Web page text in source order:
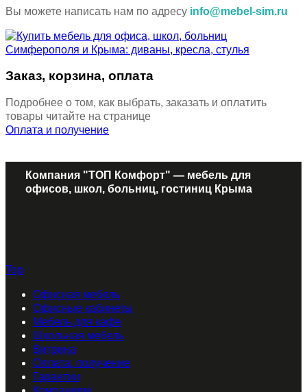
Вы можете написать нам по адресу info@mebel-sim.ru
Заказ, корзина, оплата
Подробнее о том, как выбрать, заказать и оплатить
товары читайте на странице
Оплата и получение
Компания "ТОП Комфорт" — мебель для
офисов, школ, больниц, гостиниц Крыма
Top
Офисная мебель
Офисные кабинеты
Мебель для кафе
Школьная мебель
Витрина
Оплата, получение
Гарантии